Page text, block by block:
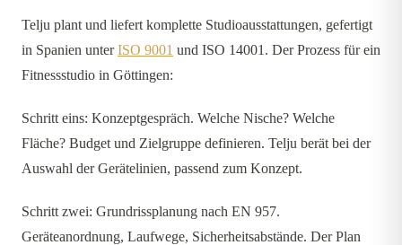
Telju plant und liefert komplette Studioausstattungen, gefertigt
in Spanien unterISO 9001 und ISO 14001. Der Prozess für ein
Fitnessstudio in Göttingen:
Schritt eins: Konzeptgespräch. Welche Nische? Welche
Fläche? Budget und Zielgruppe definieren. Telju berät bei der
Auswahl der Gerätelinien, passend zum Konzept.
Schritt zwei: Grundrissplanung nach EN 957.
Geräteanordnung, Laufwege, Sicherheitsabstände. Der Plan